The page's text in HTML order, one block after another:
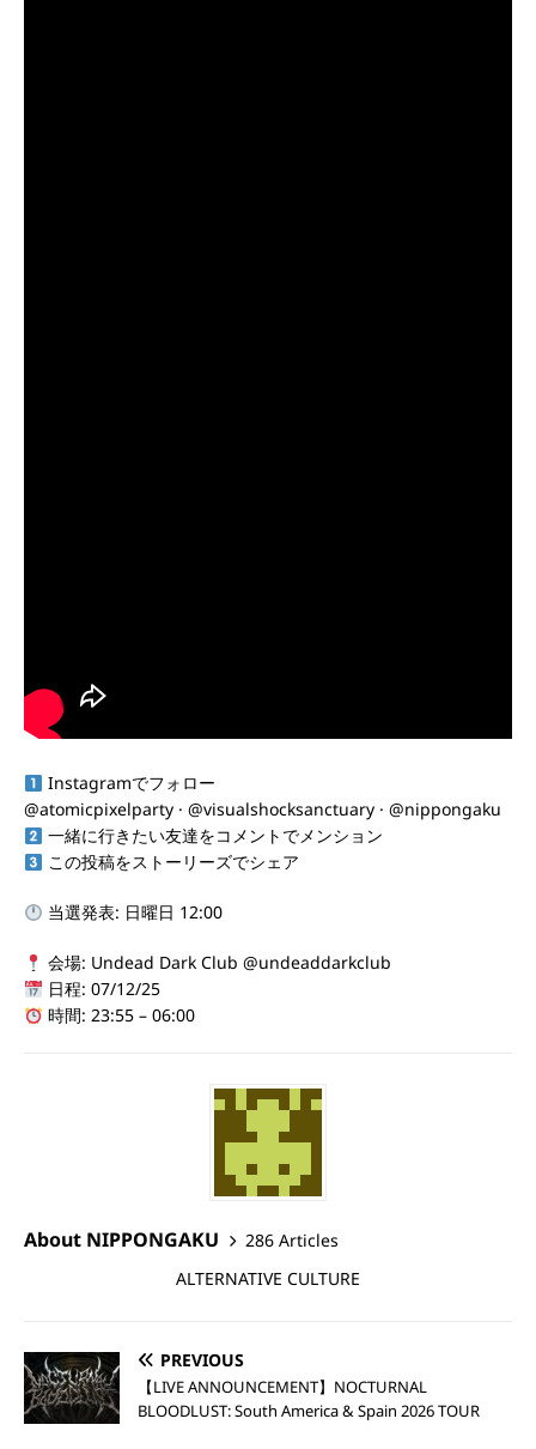
Instagramでフォロー
@atomicpixelparty · @visualshocksanctuary · @nippongaku
一緒に行きたい友達をコメントでメンション
この投稿をストーリーズでシェア
当選発表: 日曜日 12:00
会場: Undead Dark Club @undeaddarkclub
日程: 07/12/25
時間: 23:55 – 06:00
About NIPPONGAKU
286 Articles
ALTERNATIVE CULTURE
PREVIOUS
【LIVE ANNOUNCEMENT】NOCTURNAL
BLOODLUST: South America & Spain 2026 TOUR